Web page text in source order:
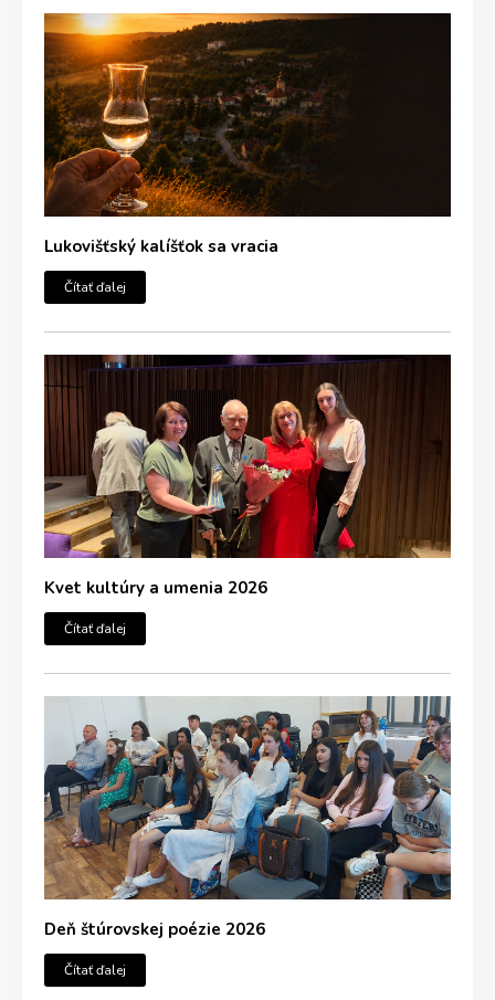
Lukovišťský kalíšťok sa vracia
Čítať ďalej
Kvet kultúry a umenia 2026
Čítať ďalej
Deň štúrovskej poézie 2026
Čítať ďalej